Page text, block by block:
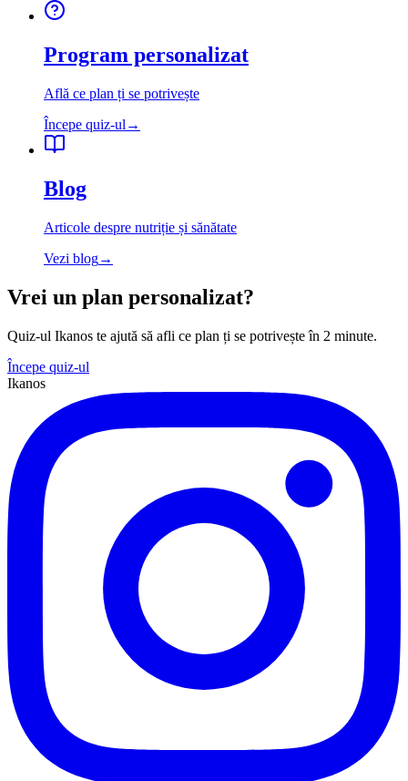
Program personalizat
Află ce plan ți se potrivește
Începe quiz-ul →
Blog
Articole despre nutriție și sănătate
Vezi blog→
Vrei un plan personalizat?
Quiz-ul Ikanos te ajută să afli ce plan ți se potrivește în 2 minute.
Începe quiz-ul
Ikanos